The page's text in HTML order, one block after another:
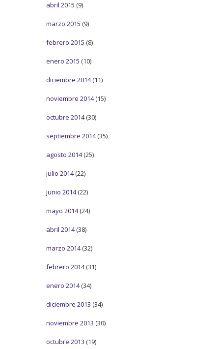
abril 2015 (9)
marzo 2015 (9)
febrero 2015 (8)
enero 2015 (10)
diciembre 2014(11)
noviembre 2014(15)
octubre 2014(30)
septiembre 2014(35)
agosto 2014(25)
julio 2014(22)
junio 2014(22)
mayo 2014(24)
abril 2014(38)
marzo 2014(32)
febrero 2014(31)
enero 2014(34)
diciembre 2013 (34)
noviembre 2013 (30)
octubre 2013 (19)